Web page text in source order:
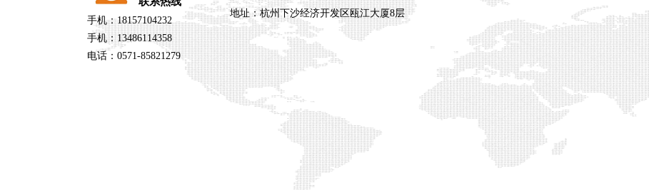
手机：18157104232
手机：13486114358
电话：0571-85821279
地址：杭州下沙经济开发区瓯江大厦8层